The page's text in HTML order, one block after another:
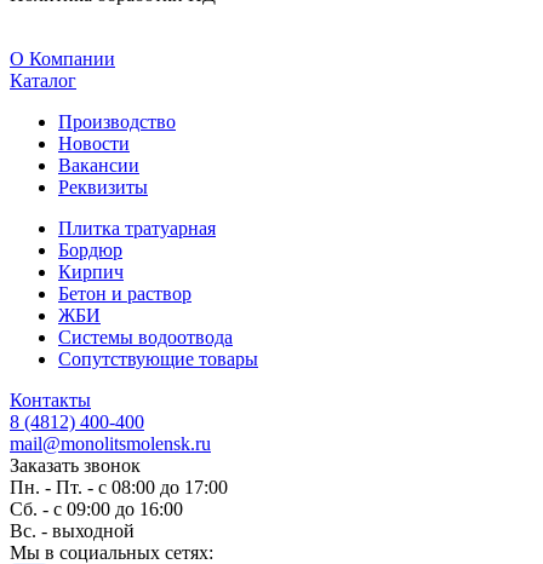
O Компании
Каталог
Производство
Новости
Вакансии
Реквизиты
Плитка тратуарная
Бордюр
Кирпич
Бетон и раствор
ЖБИ
Системы водоотвода
Сопутствующие товары
Контакты
8 (4812) 400-400
mail@monolitsmolensk.ru
Заказать звонок
Пн. - Пт. - с 08:00 до 17:00
Сб. - с 09:00 до 16:00
Вс. - выходной
Мы в социальных сетях: